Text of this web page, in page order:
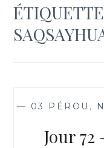
— 03 PÉROU ,
Jour 72